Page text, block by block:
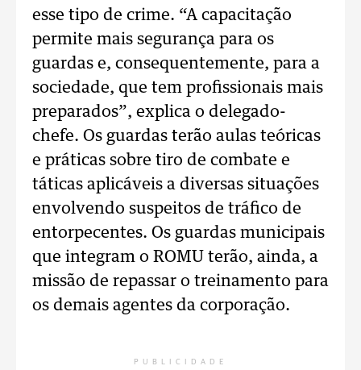
esse tipo de crime. “A capacitação
permite mais segurança para os
guardas e, consequentemente, para a
sociedade, que tem profissionais mais
preparados”, explica o delegado-
chefe. Os guardas terão aulas teóricas
e práticas sobre tiro de combate e
táticas aplicáveis a diversas situações
envolvendo suspeitos de tráfico de
entorpecentes. Os guardas municipais
que integram o ROMU terão, ainda, a
missão de repassar o treinamento para
os demais agentes da corporação.
PUBLICIDADE